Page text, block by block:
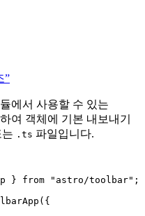
”
에서 사용할 수 있는
여 객체에 기본 내보내기
는 .ts 파일입니다.
} from " astro/toolbar" ;
({